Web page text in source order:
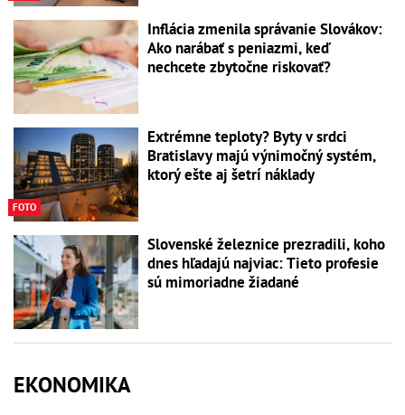
Inflácia zmenila správanie Slovákov:
Ako narábať s peniazmi, keď
nechcete zbytočne riskovať?
FOTO
Extrémne teploty? Byty v srdci
Bratislavy majú výnimočný systém,
ktorý ešte aj šetrí náklady
Slovenské železnice prezradili, koho
dnes hľadajú najviac: Tieto profesie
sú mimoriadne žiadané
EKONOMIKA